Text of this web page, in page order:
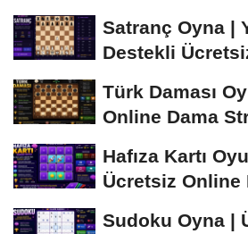
Satranç Oyna |
Destekli
Türk Daması
Online Dama
Hafıza Kartı
Ücretsiz Online
Sudoku Oyna |